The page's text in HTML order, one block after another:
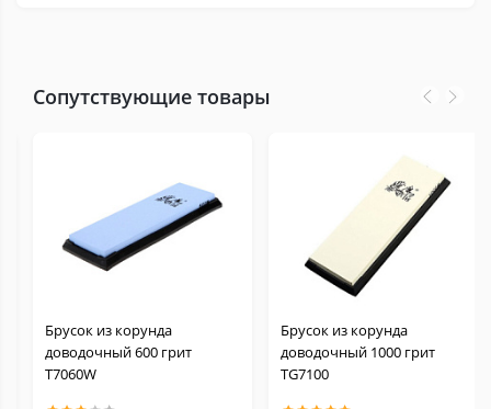
Сопутствующие товары
Брусок из корунда
доводочный 600 грит
Т7060W
Брусок из корунда
доводочный 1000 грит
TG7100